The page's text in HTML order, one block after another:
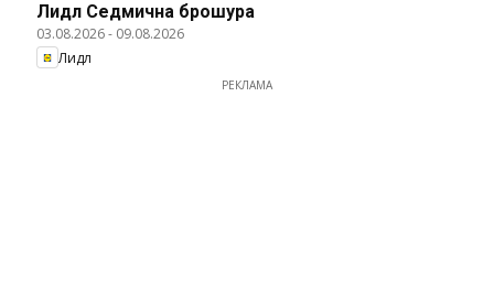
Лидл Cедмична брошура
03.08.2026- 09.08.2026
Лидл
РЕКЛАМА